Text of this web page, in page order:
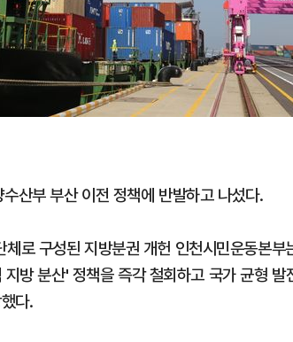
산부 부산 이전 정책에 반발하고 나섰다.
로 구성된 지방분권 개헌 인천시민운동본부
방 분산' 정책을 즉각 철회하고 국가 균형
다.